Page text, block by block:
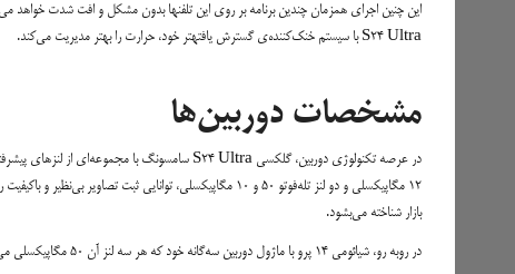
این چنین اجرای همزمان چندین برنامه بر روی این تلفنها بدون مشکل و افت شدت
S24 Ultra با سیستم خنک‌کننده‌ی گسترش یافتهتر خود، حرارت را بهتر مدیریت می‌کند.
مشخصات دوربین‌ها
12 مگاپیکسلی و دو لنز تله‌فوتو 50 و 10 مگاپیکسلی، توانایی
بازار شناخته می‌بشود.
در روبه رو، شیائومی 14 پرو با ماژول دوربین سه‌گانه خود که هر سه لنز آن 50 مگاپیکسلی می باشند، کارکرد قابل قبولی دارد، اما در قیاس با سامسونگ در ثبت جزئیات مقداری عقب می‌ماند.